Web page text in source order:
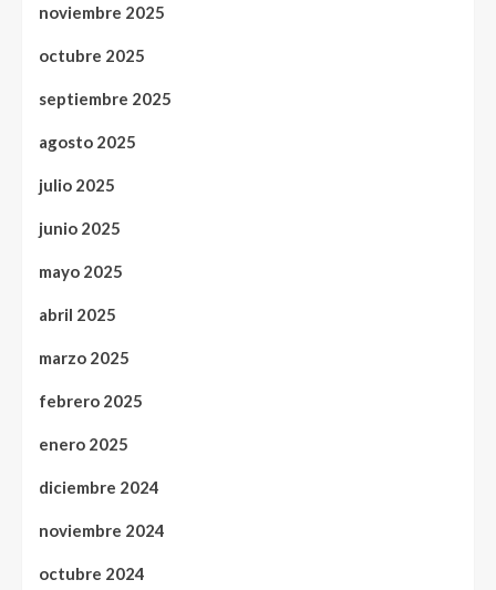
noviembre 2025
octubre 2025
septiembre 2025
agosto 2025
julio 2025
junio 2025
mayo 2025
abril 2025
marzo 2025
febrero 2025
enero 2025
diciembre 2024
noviembre 2024
octubre 2024